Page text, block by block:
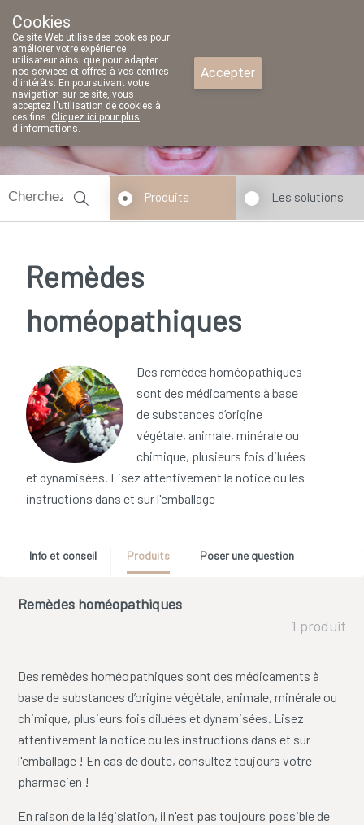
Aujourd'hui A présent
Produits Les solutions
Remèdes
homéopathiques
Des remèdes homéopathiques
sont des médicaments à base
de substances d’origine
végétale, animale, minérale ou
chimique, plusieurs fois diluées
et dynamisées. Lisez attentivement la notice ou les
instructions dans et sur l'emballage
Info et conseil Produits Poser une question
Remèdes homéopathiques
1 produit
Des remèdes homéopathiques sont des médicaments à
base de substances d’origine végétale, animale, minérale ou
chimique, plusieurs fois diluées et dynamisées. Lisez
attentivement la notice ou les instructions dans et sur
l'emballage ! En cas de doute, consultez toujours votre
pharmacien !
En raison de la législation, il n'est pas toujours possible de
Cookies
Ce site Web utilise des cookies pour
améliorer votre expérience
utilisateur ainsi que pour adapter
nos services et offres à vos centres
d'intérêts. En poursuivant votre
navigation sur ce site, vous
acceptez l'utilisation de cookies à
ces fins. Cliquez ici pour plus
d'informations.
Accepter